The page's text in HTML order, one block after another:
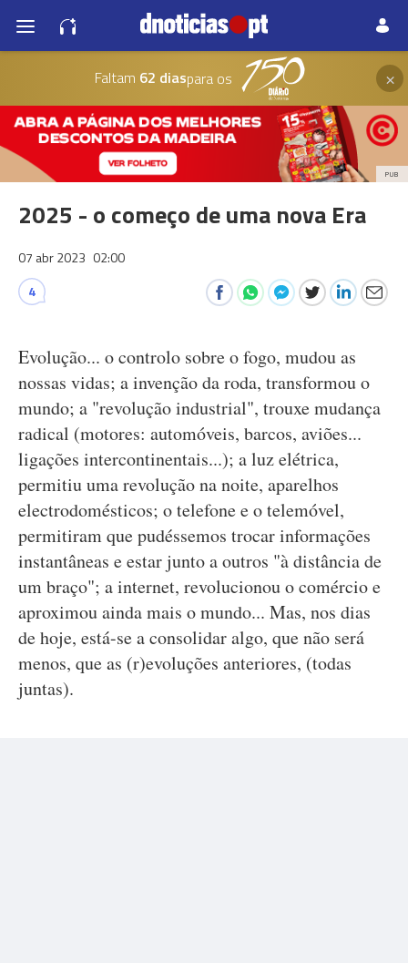
Faltam 62 diaspara os ×
PUB
2025 - o começo de uma nova Era
07 abr 2023 02:00
4
Evolução... o controlo sobre o fogo, mudou as
nossas vidas; a invenção da roda, transformou o
mundo; a "revolução industrial", trouxe mudança
radical (motores: automóveis, barcos, aviões...
ligações intercontinentais...); a luz elétrica,
permitiu uma revolução na noite, aparelhos
electrodomésticos; o telefone e o telemóvel,
permitiram que pudéssemos trocar informações
instantâneas e estar junto a outros "à distância de
um braço"; a internet, revolucionou o comércio e
aproximou ainda mais o mundo... Mas, nos dias
de hoje, está-se a consolidar algo, que não será
menos, que as (r)evoluções anteriores, (todas
juntas).